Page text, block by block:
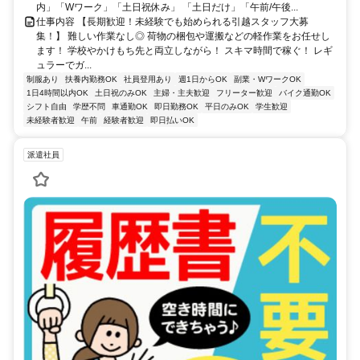
内」「Wワーク」「土日祝休み」 「土日だけ」「午前/午後...
仕事内容 【長期歓迎！未経験でも始められる引越スタッフ大募
集！】 難しい作業なし◎ 荷物の梱包や運搬などの軽作業をお任せし
ます！ 学校やかけもち先と両立しながら！ スキマ時間で稼ぐ！ レギ
ュラーでガ...
制服あり 扶養内勤務OK 社員登用あり 週1日からOK
副業・WワークOK
1日4時間以内OK
土日祝のみOK 主婦・主夫歓迎 フリーター歓迎
バイク通勤OK
シフト自由
学歴不問 車通勤OK 即日勤務OK 平日のみOK
学生歓迎
未経験者歓迎
午前 経験者歓迎 即日払いOK
派遣社員